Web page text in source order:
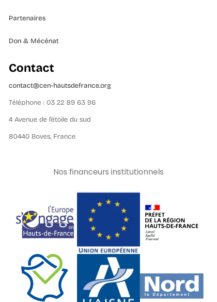
Partenaires
Don & Mécénat
Contact
contact@cen-hautsdefrance.org
Téléphone : 03 22 89 63 96
4 Avenue de l’étoile du sud
80440 Boves, France
Nos financeurs institutionnels